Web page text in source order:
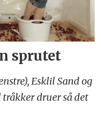
sprutet
Esklil Sand og
tråkker druer så det